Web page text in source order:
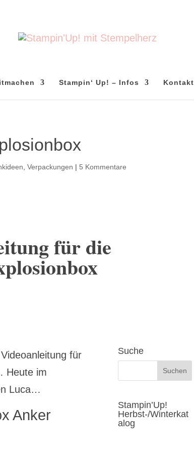
Stampin‘ Up! – Infos Kontakt
,Verpackungen | 5 Kommentare
für die
für
Heute im
Luca…
Anker
Suche
Stampin’Up!
Herbst-/Winterkat
alog